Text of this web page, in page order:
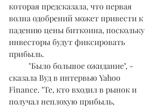
которая предсказала, что первая
волна одобрений может привести к
падению цены биткоина, поскольку
инвесторы будут фиксировать
прибыль.
сказала Вуд в интервью Yahoo
Finance. "Те, кто входил в рынок и
получал неплохую прибыль,